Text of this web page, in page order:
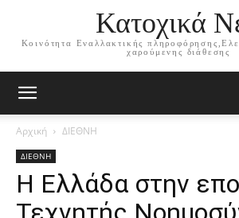
Κατοχικά
Κοινότητα Εναλλακτικής
χαρούμενης διάθεσης
Αρχική ΔΙΕΘΝΗ
ΔΙΕΘΝΗ
Η Ελλάδα στην